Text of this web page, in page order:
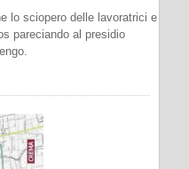
lo sciopero delle lavoratrici e
pareciando al presidio